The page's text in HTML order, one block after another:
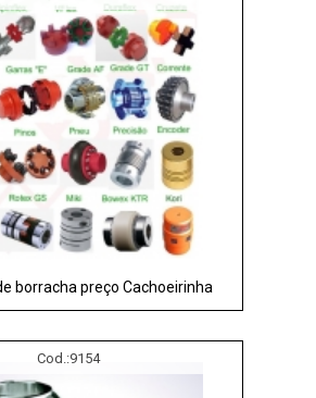
borracha preço Cachoeirinha
Cod.:9154